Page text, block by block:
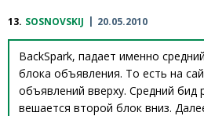
13. SOSNOVSKIJ 20.05.2010
BackSpark, падает именно
блока объявления. То есть на
объявлений вверху. Средний бид
вешается второй блок вниз.